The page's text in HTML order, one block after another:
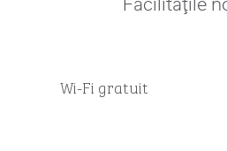
Facilităţile
Wi-Fi gratuit